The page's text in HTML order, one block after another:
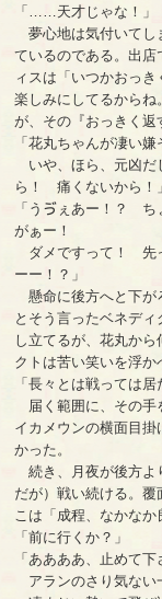
「……天才じゃな！」
夢心地は気付いてし
ているのである。出
ィスは「いつかおっ
楽しみにしてるから
が、その『おっきく返
「花丸ちゃんが凄い
いや、ほら、元凶
ら！ 痛くないから！」
「うゔぇあー！？
がぁー！
ダメですって！ 先
ーー！？」
懸命に後方へと下が
とそう言ったベネデ
し立てるが、花丸か
クトは苦い笑いを浮か
「長々とは戦っては
届く範囲に、その手
イカメウンの横面目
かった。
続き、月夜が後方よ
だが）戦い続ける。
こは「成程、なかな
「前に行くか？」
「ああああ、止めて下
アランのさり気ない